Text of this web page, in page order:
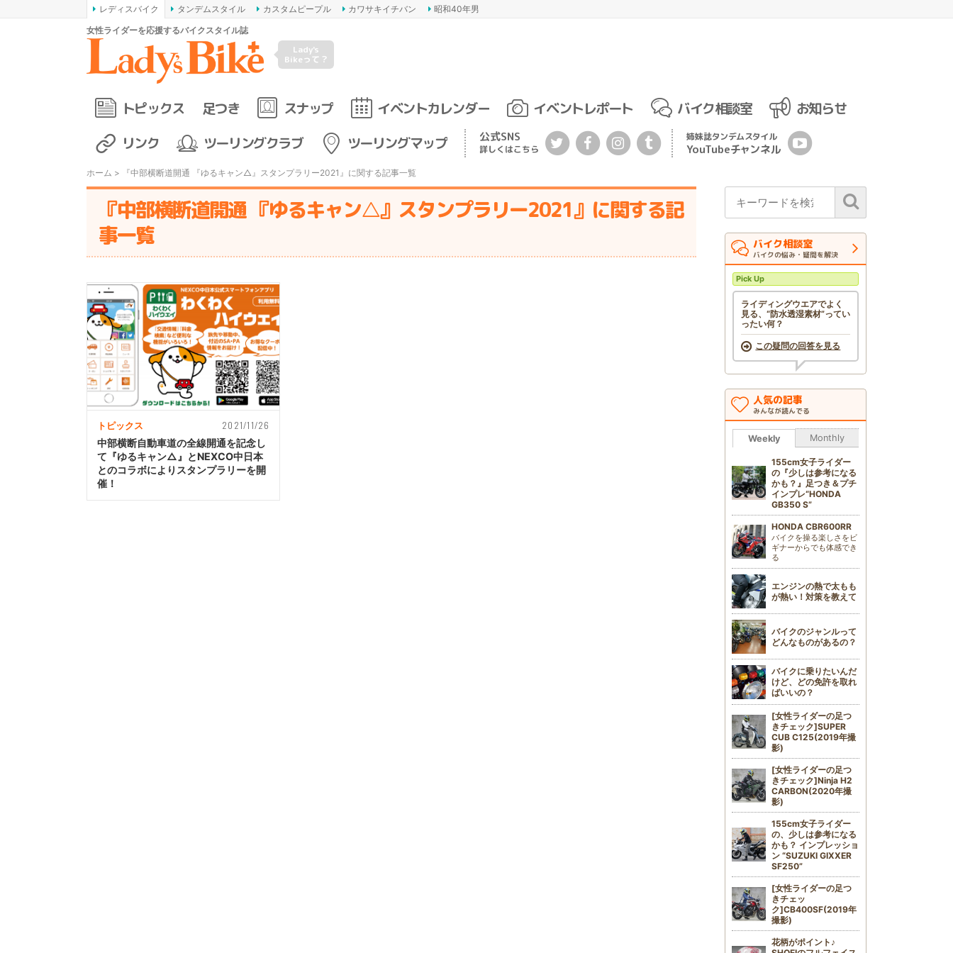
レディスバイク タンデムスタイル カスタムピープル カワサキイチバン
昭和40年男
女性ライダーを応援するバイクスタイル誌
Lady's
Bikeって？
トピックス 足つき スナップ イベントカレンダー イベントレポート バイク相談室
お知らせ
リンク
ツーリングクラブ ツーリングマップ 公式SNS
詳しくはこちら
姉妹誌タンデムスタイル
YouTubeチャンネル
ホーム > 『中部横断道開通 『ゆるキャン△』スタンプラリー2021』に関する記事一覧
『中部横断道開通 『ゆるキャン△』スタンプラリー2021』に関する記
事一覧
トピックス 2021/11/26
中部横断自動車道の全線開通を記念し
て『ゆるキャン△』とNEXCO中日本
とのコラボによりスタンプラリーを開
催！
バイク相談室
バイクの悩み・疑問を解決
Pick Up
ライディングウエアでよく
見る、“防水透湿素材”ってい
ったい何？
この疑問の回答を見る
人気の記事
みんなが読んでる
Weekly Monthly
155cm女子ライダー
の『少しは参考になる
かも？』足つき＆プチ
インプレ“HONDA
GB350 S”
HONDA CBR600RR
バイクを操る楽しさをビ
ギナーからでも体感でき
る
エンジンの熱で太もも
が熱い！対策を教えて
バイクのジャンルって
どんなものがあるの？
バイクに乗りたいんだ
けど、どの免許を取れ
ばいいの？
[女性ライダーの足つ
きチェック]SUPER
CUB C125(2019年撮
影)
[女性ライダーの足つ
きチェック]Ninja H2
CARBON(2020年撮
影)
155cm女子ライダー
の、少しは参考になる
かも？ インプレッショ
ン “SUZUKI GIXXER
SF250”
[女性ライダーの足つ
きチェッ
ク]CB400SF(2019年
撮影)
花柄がポイント♪